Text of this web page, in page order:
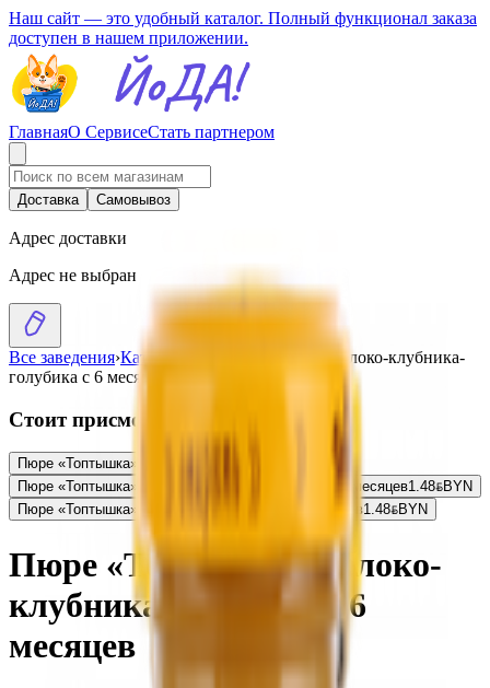
Наш сайт — это удобный каталог. Полный функционал заказа
доступен в нашем приложении.
ГлавнаяО СервисеСтать партнером
Доставка Самовывоз
Адрес доставки
Адрес не выбран
Все заведения›Каталог
Пюре «Топтышка» яблоко-клубника-
голубика с 6 месяцев
Стоит присмотреться
Пюре «Топтышка» морковь с 4 месяцев
BYN
Пюре «Топтышка» яблоко-клубника с сахаром с 6 месяцев1.48BYNBYN
Пюре «Топтышка» персик-яблоко-банан с 6 месяцев1.48BYNBYN
Пюре «Топтышка» яблоко-
клубника-голубика с 6
месяцев